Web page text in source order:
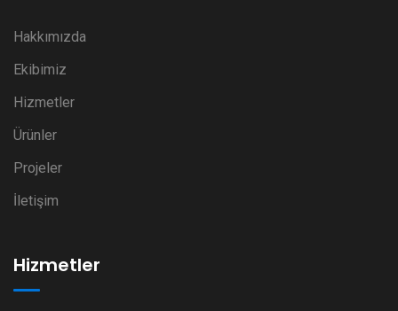
Hakkımızda
Ekibimiz
Hizmetler
Ürünler
Projeler
İletişim
Hizmetler